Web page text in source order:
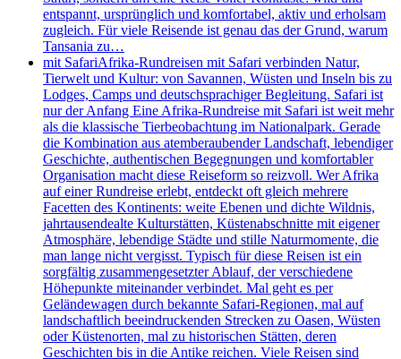
entspannt, ursprünglich und komfortabel, aktiv und erholsam
zugleich. Für viele Reisende ist genau das der Grund, warum
Tansania zu…
mit SafariAfrika-Rundreisen mit Safari verbinden Natur,
Tierwelt und Kultur: von Savannen, Wüsten und Inseln bis zu
Lodges, Camps und deutschsprachiger Begleitung. Safari ist
nur der Anfang Eine Afrika-Rundreise mit Safari ist weit mehr
als die klassische Tierbeobachtung im Nationalpark. Gerade
die Kombination aus atemberaubender Landschaft, lebendiger
Geschichte, authentischen Begegnungen und komfortabler
Organisation macht diese Reiseform so reizvoll. Wer Afrika
auf einer Rundreise erlebt, entdeckt oft gleich mehrere
Facetten des Kontinents: weite Ebenen und dichte Wildnis,
jahrtausendealte Kulturstätten, Küstenabschnitte mit eigener
Atmosphäre, lebendige Städte und stille Naturmomente, die
man lange nicht vergisst. Typisch für diese Reisen ist ein
sorgfältig zusammengesetzter Ablauf, der verschiedene
Höhepunkte miteinander verbindet. Mal geht es per
Geländewagen durch bekannte Safari-Regionen, mal auf
landschaftlich beeindruckenden Strecken zu Oasen, Wüsten
oder Küstenorten, mal zu historischen Stätten, deren
Geschichten bis in die Antike reichen. Viele Reisen sind